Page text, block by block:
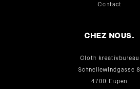
Contact
CHEZ NOUS.
Cloth kreativbureau
Schnellewindgasse 8
4700 Eupen